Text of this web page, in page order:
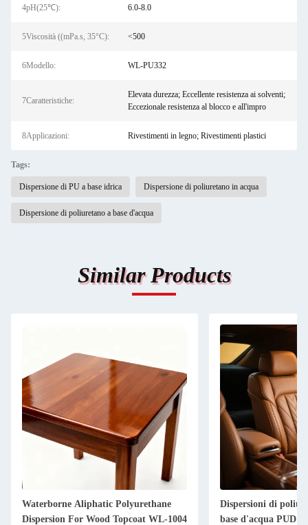
4pH(25℃): 6.0-8.0
5Viscosità ((mPa.s, 35°C): <500
6Modello: WL-PU332
7Caratteristiche:
Elevata durezza; Eccellente resistenza ai solventi;
Eccezionale resistenza al blocco e all'impro
8Applicazioni: Rivestimenti in legno; Rivestimenti plastici
Tags:
Dispersione di PU a base idrica Dispersione di poliuretano in acqua
Dispersione di poliuretano a base d'acqua
Similar Products
Waterborne Aliphatic Polyurethane
Dispersion For Wood Topcoat WL-1004
Dispersioni di
base d'acqua PUD